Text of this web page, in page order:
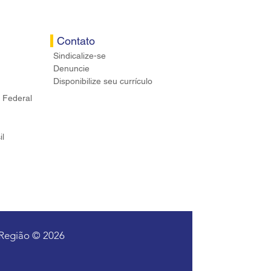
Federal
Contato
Sindicalize-se
Denuncie
Disponibilize seu currículo
© 2026